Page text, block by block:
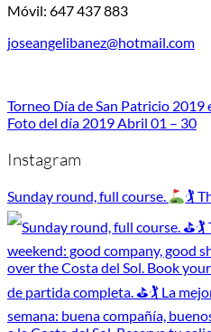
Móvil: 647 437 883
joseangelibanez@hotmail.com
Torneo Día de San Patricio
Foto del día 2019 Abril 01 – 30
Instagram
Sunday round, full course. 🏌